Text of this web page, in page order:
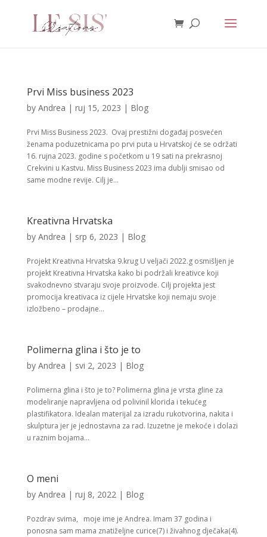
Prvi Miss business 2023
by Andrea | ruj 15, 2023 | Blog
Prvi Miss Business 2023. Ovaj prestižni događaj posvećen
ženama poduzetnicama po prvi puta u Hrvatskoj će se održati
16. rujna 2023. godine s početkom u 19 sati na prekrasnoj
Crekvini u Kastvu. Miss Business 2023 ima dublji smisao od
same modne revije. Cilj je...
Kreativna Hrvatska
by Andrea | srp 6, 2023 | Blog
Projekt Kreativna Hrvatska 9.krug U veljači 2022.g osmišljen je
projekt Kreativna Hrvatska kako bi podržali kreativce koji
svakodnevno stvaraju svoje proizvode. Cilj projekta jest
promocija kreativaca iz cijele Hrvatske koji nemaju svoje
izložbeno – prodajne...
Polimerna glina i što je to
by Andrea | svi 2, 2023 | Blog
Polimerna glina i što je to? Polimerna glina je vrsta gline za
modeliranje napravljena od polivinil klorida i tekućeg
plastifikatora. Idealan materijal za izradu rukotvorina, nakita i
skulptura jer je jednostavna za rad. Izuzetne je mekoće i dolazi
u raznim bojama...
O meni
by Andrea | ruj 8, 2022| Blog
Pozdrav svima, moje ime je Andrea. Imam 37 godina i
ponosna sam mama znatiželjne curice(7) i živahnog dječaka(4).